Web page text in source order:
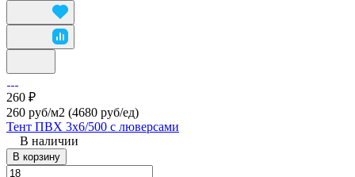
260 ₽
260 руб/м2 (4680 руб/eд)
Тент ПВХ 3х6/500 с люверсами
В наличии
В корзину